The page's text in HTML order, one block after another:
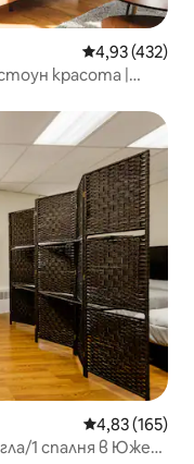
Средна
4,93 (432)
красота |
Средна
4,83 (165)
1 спалня в Южен